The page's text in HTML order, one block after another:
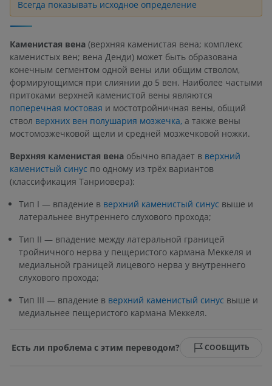
Всегда показывать исходное определение
Каменистая вена (верхняя каменистая вена; комплекс
каменистых вен; вена Денди) может быть образована
конечным сегментом одной вены или общим стволом,
формирующимся при слиянии до 5 вен. Наиболее частыми
притоками верхней каменистой вены являются
поперечная мостовая и мостотройничная вены, общий
ствол верхних вен полушария мозжечка, а также вены
мостомозжечковой щели и средней мозжечковой ножки.
Верхняя каменистая вена обычно впадает в верхний
каменистый синус по одному из трёх вариантов
(классификация Танриовера):
Тип I — впадение в верхний каменистый синус выше и
латеральнее внутреннего слухового прохода;
Тип II — впадение между латеральной границей
тройничного нерва у пещеристого кармана Меккеля и
медиальной границей лицевого нерва у внутреннего
слухового прохода;
Тип III — впадение в верхний каменистый синус выше и
медиальнее пещеристого кармана Меккеля.
Есть ли проблема с этим переводом? СООБЩИТЬ